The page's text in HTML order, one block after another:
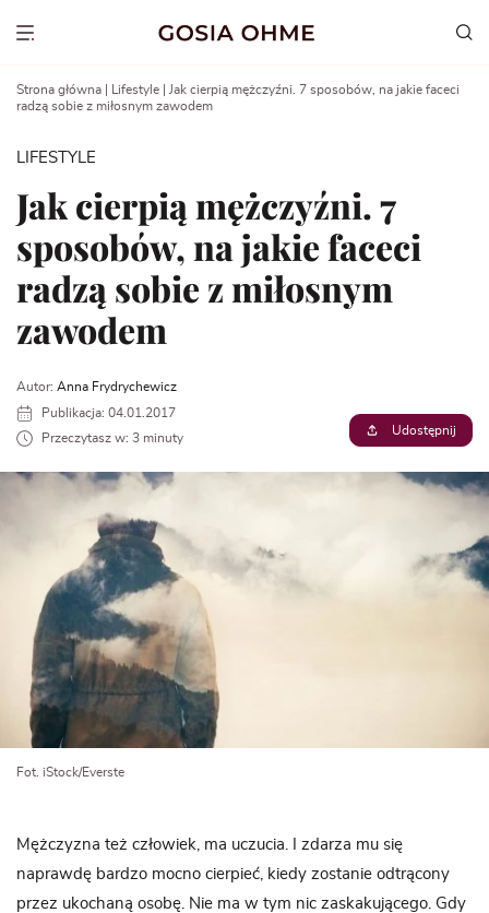
Show menu
Strona główna Lifestyle
Jak cierpią mężczyźni. 7 sposobów, na jakie faceci
radzą sobie z miłosnym zawodem
LIFESTYLE
Jak cierpią mężczyźni. 7
sposobów, na jakie faceci
radzą sobie z miłosnym
zawodem
Autor: Anna Frydrychewicz
Publikacja: 04.01.2017
Przeczytasz w: 3 minuty
Udostępnij
Fot. iStock/Everste
Mężczyzna też człowiek, ma uczucia. I zdarza mu się
naprawdę bardzo mocno cierpieć, kiedy zostanie odtrącony
przez ukochaną osobę. Nie ma w tym nic zaskakującego. Gdy